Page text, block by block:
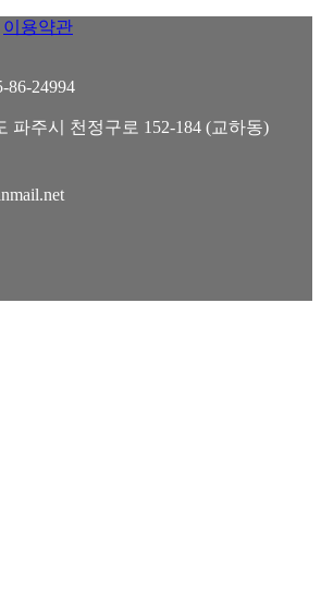
이용약관
86-24994
파주시 천정구로 152-184 (교하동)